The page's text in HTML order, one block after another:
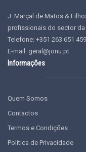
J. Marçal de Matos &
profissionais do sector
Telefone: +351 263 651 459
E-mail: geral@jonu.pt
Informações
Quem Somos
Contactos
Termos e Condições
Política de Privacidade